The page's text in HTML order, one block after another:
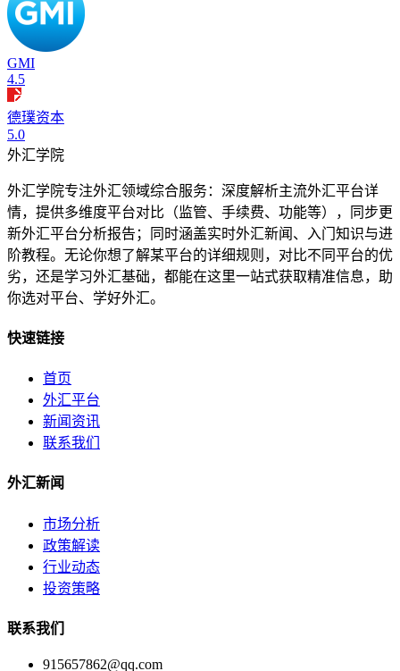
GMI
4.5
德璞资本
5.0
外汇学院
外汇学院专注外汇领域综合服务：深度解析主流外汇平台详
情，提供多维度平台对比（监管、手续费、功能等），同步更
新外汇平台分析报告；同时涵盖实时外汇新闻、入门知识与进
阶教程。无论你想了解某平台的详细规则，对比不同平台的优
劣，还是学习外汇基础，都能在这里一站式获取精准信息，助
你选对平台、学好外汇。
快速链接
首页
外汇平台
新闻资讯
联系我们
外汇新闻
市场分析
政策解读
行业动态
投资策略
联系我们
915657862@qq.com